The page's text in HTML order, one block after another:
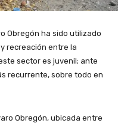
Obregón ha sido utilizado
recreación entre la
sector es juvenil; ante
recurrente, sobre todo en
Obregón, ubicada entre